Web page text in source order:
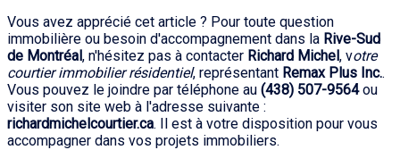
Vous avez apprécié cet article ? Pour toute question
immobilière ou besoin d'accompagnement dans la Rive-Sud
de Montréal, n'hésitez pas à contacter Richard Michel, votre
courtier immobilier résidentiel, représentant Remax Plus Inc..
Vous pouvez le joindre par téléphone au (438) 507-9564ou
visiter son site web à l'adresse suivante :
richardmichelcourtier.ca. Il est à votre disposition pour vous
accompagner dans vos projets immobiliers.